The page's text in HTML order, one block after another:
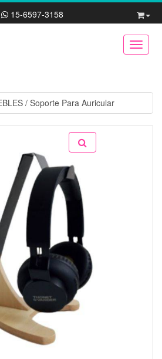
15-6597-3158
/ Soporte Para Auricular